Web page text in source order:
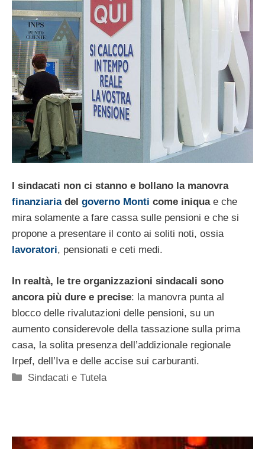
I sindacati non ci stanno e bollano la manovra
finanziariadel governo Monti come iniquae che
mira solamente a fare cassa sulle pensioni e che si
propone a presentare il conto ai soliti noti, ossia
lavoratori, pensionati e ceti medi.
In realtà, le tre organizzazioni sindacali sono
ancora più dure e precise: la manovra punta al
blocco delle rivalutazioni delle pensioni, su un
aumento considerevole della tassazione sulla prima
casa, la solita presenza dell’addizionale regionale
Irpef, dell’Iva e delle accise sui carburanti.
Categorie
Sindacati e Tutela